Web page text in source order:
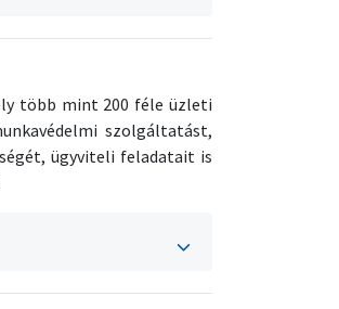
több mint 200 féle üzleti
szolgáltatást,
ügyviteli feladatait is